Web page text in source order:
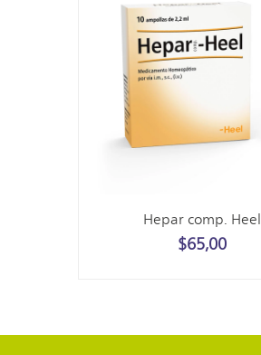
Hepar comp. Heel
$65,00